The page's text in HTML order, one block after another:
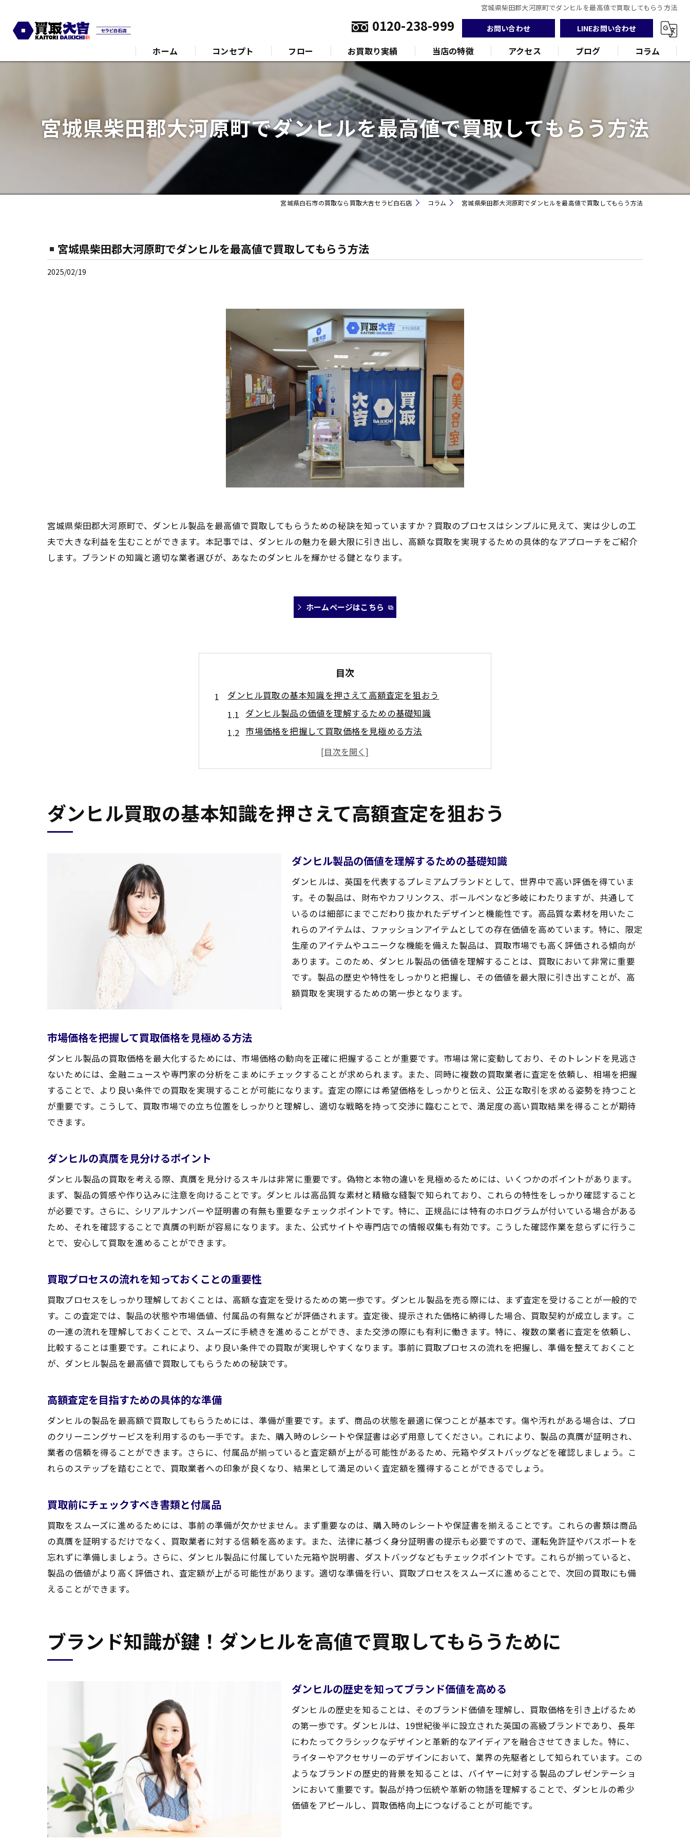
宮城県柴田郡大河原町でダンヒルを最高値で買取してもらう方法
0120-238-999 お問い合わせ LINEお問い合わせ
ホーム コンセプト フロー お買取り実績 当店の特徴
プラチナ
ダイヤモンド
ブランド品
時計
アクセス ブログ コラム
宮城県柴田郡大河原町でダンヒルを最高値で買取してもらう方法
宮城県白石市の買取なら買取大吉セラビ白石店 コラム 宮城県柴田郡大河原町でダンヒルを最高値で買取してもらう方法
宮城県柴田郡大河原町でダンヒルを最高値で買取してもらう方法
2025/02/19
宮城県柴田郡大河原町で、ダンヒル製品を最高値で買取してもらうための秘訣を知っていますか？買取のプロセスはシンプルに見えて、実は少しの工
夫で大きな利益を生むことができます。本記事では、ダンヒルの魅力を最大限に引き出し、高額な買取を実現するための具体的なアプローチをご紹介
します。ブランドの知識と適切な業者選びが、あなたのダンヒルを輝かせる鍵となります。
ホームページはこちら
目次
ダンヒル買取の基本知識を押さえて高額査定を狙おう
ダンヒル製品の価値を理解するための基礎知識
市場価格を把握して買取価格を見極める方法
ダンヒルの真贋を見分けるポイント
買取プロセスの流れを知っておくことの重要性
買取前にチェックすべき書類と付属品
ブランド知識が鍵！ダンヒルを高値で買取してもらうために
人気アイテムやコレクションの特徴を把握する
トレンドを押さえた上での買取交渉術
偽物と本物を見分けるためのブランド知識
ダンヒルの製品特性を理解した査定のポイント
買取価格を引き上げるためのブランドの魅力を伝える方法
賢い買取業者選びでダンヒルを最高値で売る方法
信頼できる買取業者を見つけるためのチェックポイント
オンライン査定と対面査定のメリット・デメリット
口コミや評判を活用した業者選びのコツ
買取業者との交渉で有利に進めるためのテクニック
買取業者の選定で失敗しないための注意点
買取のタイミングを見極めてダンヒルを高額で手放す秘訣
市場の変動を見極めて最適な売却タイミングを選ぶ
季節やイベントに合わせた買取戦略
買取タイミングを見極めるための情報収集術
ダンヒルの価値を引き出すためのチェックリスト
買取前に確認すべき製品の状態と修理の必要性
付属品や証明書の有無による買取価格への影響
ダンヒルの真贋をチェックする際のポイント
査定を有利に進めるための製品情報の整理
大河原町で買取価格を最大化するための具体的ステップ
地元の買取業者と全国展開の業者の比較
大河原町での買取相場を調査する方法
買取業者との信頼関係を築くための工夫
舞台裏を知り尽くしたプロのアドバイス
高額買取のポイントはここ！ダンヒルの査定を有利にする方法
買取査定を有利にするための交渉テクニック
高評価を得るためのプレゼンテーション技術
買取業者が注目するダンヒルの魅力を引き出す
査定結果を左右する事前準備の重要性
ダンヒルを高値で買取してもらうための秘密のテクニック
成功者が実践した買取テクニックの紹介
買取価格を引き上げるための小技と裏技
プロが教える買取の裏技とその実践方法
ダンヒル買取の基本知識を押さえて高額査定を狙おう
ダンヒル製品の価値を理解するための基礎知識
ダンヒルは、英国を代表するプレミアムブランドとして、世界中で高い評価を得ていま
す。その製品は、財布やカフリンクス、ボールペンなど多岐にわたりますが、共通して
いるのは細部にまでこだわり抜かれたデザインと機能性です。高品質な素材を用いたこ
れらのアイテムは、ファッションアイテムとしての存在価値を高めています。特に、限定
生産のアイテムやユニークな機能を備えた製品は、買取市場でも高く評価される傾向が
あります。このため、ダンヒル製品の価値を理解することは、買取において非常に重要
です。製品の歴史や特性をしっかりと把握し、その価値を最大限に引き出すことが、高
額買取を実現するための第一歩となります。
市場価格を把握して買取価格を見極める方法
ダンヒル製品の買取価格を最大化するためには、市場価格の動向を正確に把握することが重要です。市場は常に変動しており、そのトレンドを見逃さ
ないためには、金融ニュースや専門家の分析をこまめにチェックすることが求められます。また、同時に複数の買取業者に査定を依頼し、相場を把握
することで、より良い条件での買取を実現することが可能になります。査定の際には希望価格をしっかりと伝え、公正な取引を求める姿勢を持つこと
が重要です。こうして、買取市場での立ち位置をしっかりと理解し、適切な戦略を持って交渉に臨むことで、満足度の高い買取結果を得ることが期待
できます。
ダンヒルの真贋を見分けるポイント
ダンヒル製品の買取を考える際、真贋を見分けるスキルは非常に重要です。偽物と本物の違いを見極めるためには、いくつかのポイントがあります。
まず、製品の質感や作り込みに注意を向けることです。ダンヒルは高品質な素材と精緻な縫製で知られており、これらの特性をしっかり確認すること
が必要です。さらに、シリアルナンバーや証明書の有無も重要なチェックポイントです。特に、正規品には特有のホログラムが付いている場合がある
ため、それを確認することで真贋の判断が容易になります。また、公式サイトや専門店での情報収集も有効です。こうした確認作業を怠らずに行うこ
とで、安心して買取を進めることができます。
買取プロセスの流れを知っておくことの重要性
買取プロセスをしっかり理解しておくことは、高額な査定を受けるための第一歩です。ダンヒル製品を売る際には、まず査定を受けることが一般的で
す。この査定では、製品の状態や市場価値、付属品の有無などが評価されます。査定後、提示された価格に納得した場合、買取契約が成立します。こ
の一連の流れを理解しておくことで、スムーズに手続きを進めることができ、また交渉の際にも有利に働きます。特に、複数の業者に査定を依頼し、
比較することは重要です。これにより、より良い条件での買取が実現しやすくなります。事前に買取プロセスの流れを把握し、準備を整えておくこと
が、ダンヒル製品を最高値で買取してもらうための秘訣です。
高額査定を目指すための具体的な準備
ダンヒルの製品を最高額で買取してもらうためには、準備が重要です。まず、商品の状態を最適に保つことが基本です。傷や汚れがある場合は、プロ
のクリーニングサービスを利用するのも一手です。また、購入時のレシートや保証書は必ず用意してください。これにより、製品の真贋が証明され、
業者の信頼を得ることができます。さらに、付属品が揃っていると査定額が上がる可能性があるため、元箱やダストバッグなどを確認しましょう。こ
れらのステップを踏むことで、買取業者への印象が良くなり、結果として満足のいく査定額を獲得することができるでしょう。
買取前にチェックすべき書類と付属品
買取をスムーズに進めるためには、事前の準備が欠かせません。まず重要なのは、購入時のレシートや保証書を揃えることです。これらの書類は商品
の真贋を証明するだけでなく、買取業者に対する信頼を高めます。また、法律に基づく身分証明書の提示も必要ですので、運転免許証やパスポートを
忘れずに準備しましょう。さらに、ダンヒル製品に付属していた元箱や説明書、ダストバッグなどもチェックポイントです。これらが揃っていると、
製品の価値がより高く評価され、査定額が上がる可能性があります。適切な準備を行い、買取プロセスをスムーズに進めることで、次回の買取にも備
えることができます。
ブランド知識が鍵！ダンヒルを高値で買取してもらうために
ダンヒルの歴史を知ってブランド価値を高める
ダンヒルの歴史を知ることは、そのブランド価値を理解し、買取価格を引き上げるため
の第一歩です。ダンヒルは、19世紀後半に設立された英国の高級ブランドであり、長年
にわたってクラシックなデザインと革新的なアイディアを融合させてきました。特に、
ライターやアクセサリーのデザインにおいて、業界の先駆者として知られています。この
ようなブランドの歴史的背景を知ることは、バイヤーに対する製品のプレゼンテーショ
ンにおいて重要です。製品が持つ伝統や革新の物語を理解することで、ダンヒルの希少
価値をアピールし、買取価格向上につなげることが可能です。